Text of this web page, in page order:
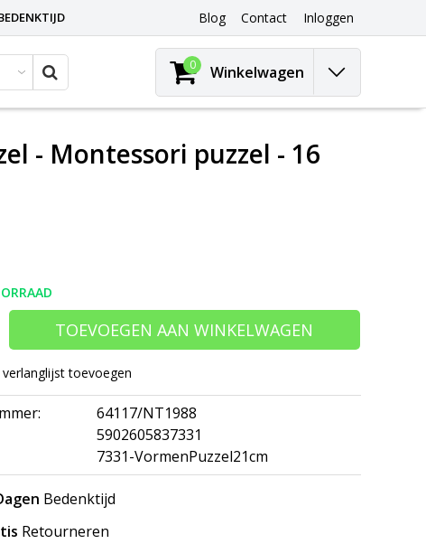
Blog Contact Inloggen
0 Winkelwagen
- Montessori puzzel - 16
TOEVOEGEN AAN WINKELWAGEN
verlanglijst toevoegen
64117/NT1988
5902605837331
7331-VormenPuzzel21cm
Bedenktijd
Retourneren